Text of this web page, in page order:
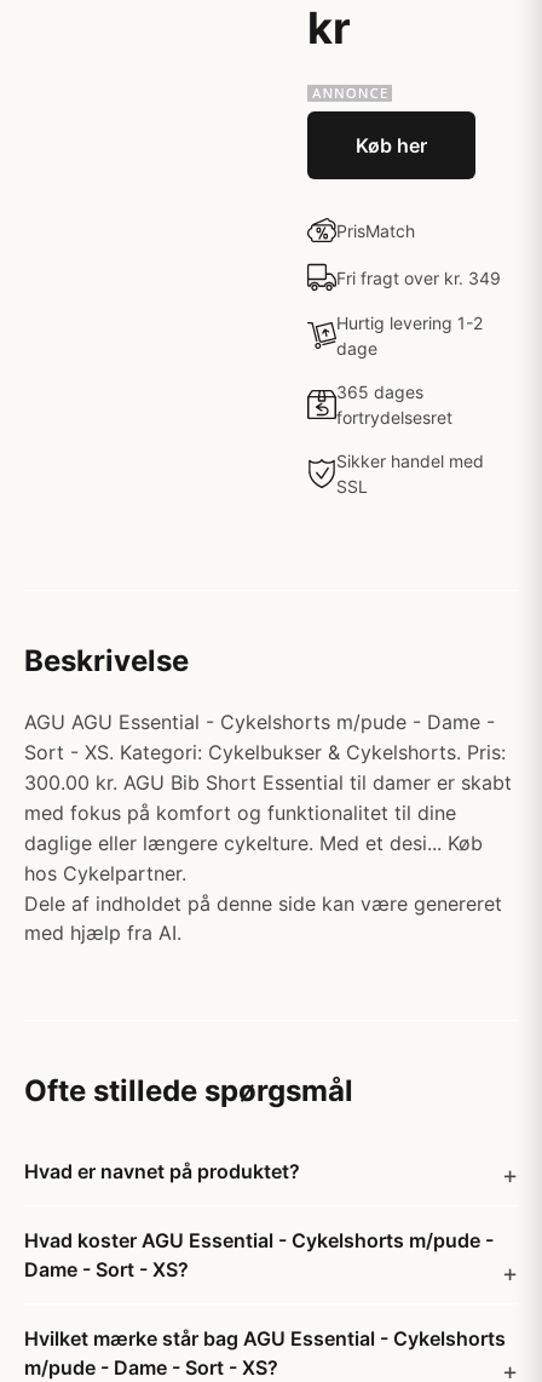
kr
Køb her
PrisMatch
Fri fragt over kr. 349
Hurtig levering 1-2
dage
365 dages
fortrydelsesret
Sikker handel med
SSL
Beskrivelse
AGU AGU Essential - Cykelshorts m/pude - Dame -
Sort - XS. Kategori: Cykelbukser & Cykelshorts. Pris:
300.00 kr. AGU Bib Short Essential til damer er skabt
med fokus på komfort og funktionalitet til dine
daglige eller længere cykelture. Med et desi... Køb
hos Cykelpartner.
Dele af indholdet på denne side kan være genereret
med hjælp fra AI.
Ofte stillede spørgsmål
Hvad er navnet på produktet?
Hvad koster AGU Essential - Cykelshorts m/pude -
Dame - Sort - XS?
Hvilket mærke står bag AGU Essential - Cykelshorts
m/pude - Dame - Sort - XS?